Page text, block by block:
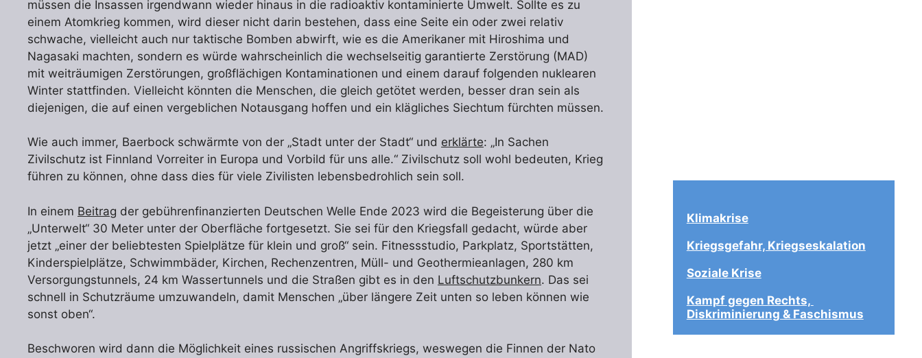
müssen die Insassen irgendwann wieder hinaus in die radioaktiv kontaminierte Umwelt. Sollte es zu
einem Atomkrieg kommen, wird dieser nicht darin bestehen, dass eine Seite ein oder zwei relativ
schwache, vielleicht auch nur taktische Bomben abwirft, wie es die Amerikaner mit Hiroshima und
Nagasaki machten, sondern es würde wahrscheinlich die wechselseitig garantierte Zerstörung (MAD)
mit weiträumigen Zerstörungen, großflächigen Kontaminationen und einem darauf folgenden nuklearen
Winter stattfinden. Vielleicht könnten die Menschen, die gleich getötet werden, besser dran sein als
diejenigen, die auf einen vergeblichen Notausgang hoffen und ein klägliches Siechtum fürchten müssen.
Wie auch immer, Baerbock schwärmte von der „Stadt unter der Stadt“ und erklärte: „In Sachen
Zivilschutz ist Finnland Vorreiter in Europa und Vorbild für uns alle.“ Zivilschutz soll wohl bedeuten, Krieg
führen zu können, ohne dass dies für viele Zivilisten lebensbedrohlich sein soll.
In einem Beitrag der gebührenfinanzierten Deutschen Welle Ende 2023 wird die Begeisterung über die
„Unterwelt“ 30 Meter unter der Oberfläche fortgesetzt. Sie sei für den Kriegsfall gedacht, würde aber
jetzt „einer der beliebtesten Spielplätze für klein und groß“ sein. Fitnessstudio, Parkplatz, Sportstätten,
Kinderspielplätze, Schwimmbäder, Kirchen, Rechenzentren, Müll- und Geothermieanlagen, 280 km
Versorgungstunnels, 24 km Wassertunnels und die Straßen gibt es in den Luftschutzbunkern. Das sei
schnell in Schutzräume umzuwandeln, damit Menschen „über längere Zeit unten so leben können wie
sonst oben“.
Beschworen wird dann die Möglichkeit eines russischen Angriffskriegs, weswegen die Finnen der Nato
Klimakrise
Kriegsgefahr, Kriegseskalation
Soziale Krise
Kampf gegen Rechts,
Diskriminierung & Faschismus